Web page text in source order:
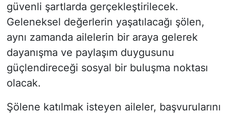
güvenli şartlarda gerçekleştirilecek.
Geleneksel değerlerin yaşatılacağı şölen,
aynı zamanda ailelerin bir araya gelerek
dayanışma ve paylaşım duygusunu
güçlendireceği sosyal bir buluşma noktası
olacak.
Şölene katılmak isteyen aileler, başvurularını